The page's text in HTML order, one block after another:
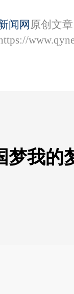
闻网 原创文
梦我的